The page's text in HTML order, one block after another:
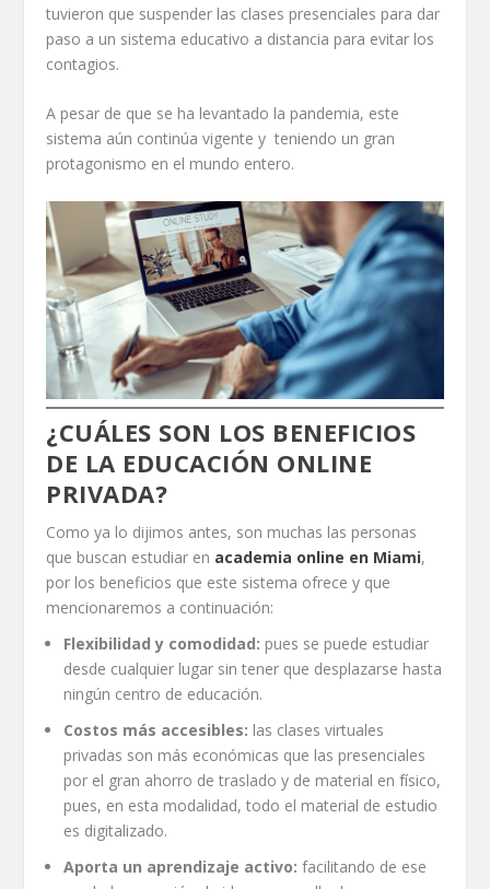
tuvieron que suspender las clases presenciales para dar
paso a un sistema educativo a distancia para evitar los
contagios.
A pesar de que se ha levantado la pandemia, este
sistema aún continúa vigente y teniendo un gran
protagonismo en el mundo entero.
¿CUÁLES SON LOS BENEFICIOS
DE LA EDUCACIÓN ONLINE
PRIVADA?
Como ya lo dijimos antes, son muchas las personas
que buscan estudiar en academia online en Miami,
por los beneficios que este sistema ofrece y que
mencionaremos a continuación:
Flexibilidad y comodidad: pues se puede estudiar
desde cualquier lugar sin tener que desplazarse hasta
ningún centro de educación.
Costos más accesibles: las clases virtuales
privadas son más económicas que las presenciales
por el gran ahorro de traslado y de material en físico,
pues, en esta modalidad, todo el material de estudio
es digitalizado.
Aporta un aprendizaje activo:facilitando de ese